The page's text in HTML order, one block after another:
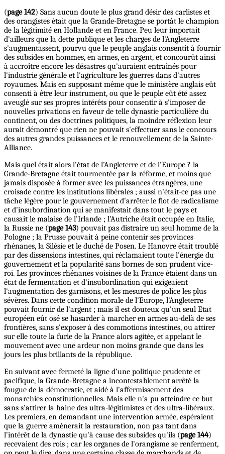
(page 142) Sans aucun doute le plus grand désir des carlistes et
des orangistes était que la Grande-Bretagne se portât le champion
de la légitimité en Hollande et en France. Peu leur importait
d'ailleurs que la dette publique et les charges de l'Angleterre
s'augmentassent, pourvu que le peuple anglais consentît à fournir
des subsides en hommes, en armes, en argent, et concourût ainsi
à accroître encore les désastres qu'auraient entraînés pour
l'industrie générale et l'agriculture les guerres dans d'autres
royaumes. Mais en supposant même que le ministère anglais eût
consenti à être leur instrument, ou que le peuple eût été assez
aveuglé sur ses propres intérêts pour consentir à s'imposer de
nouvelles privations en faveur de telle dynastie particulière du
continent, ou des doctrines politiques, la moindre réflexion leur
aurait démontré que rien ne pouvait s'effectuer sans le concours
des autres grandes puissances et le renouvellement de la Sainte-
Alliance.
Mais quel était alors l'état de l'Angleterre et de l'Europe ? la
Grande-Bretagne était tourmentée par la réforme, et moins que
jamais disposée à former avec les puissances étrangères, une
croisade contre les institutions libérales ; aussi n'était-ce pas une
tâche légère pour le gouvernement d'arrêter le flot de radicalisme
et d'insubordination qui se manifestait dans tout le pays et
causait le malaise de l'Irlande ; l'Autriche était occupée en Italie,
la Russie ne (page 143) pouvait pas distraire un seul homme de la
Pologne ; la Prusse pouvait à peine contenir ses provinces
rhénanes, la Silésie et le duché de Posen. Le Hanovre était troublé
par des dissensions intestines, qui réclamaient toute l'énergie du
gouvernement et la popularité sans bornes de son prudent vice-
roi. Les provinces rhénanes voisines de la France étaient dans un
état de fermentation et d'insubordination qui exigeaient
l'augmentation des garnisons, et les mesures de police les plus
sévères. Dans cette condition morale de l'Europe, l'Angleterre
pouvait fournir de l'argent ; mais il est douteux qu'un seul Etat
européen eût osé se hasarder à marcher en armes au-delà de ses
frontières, sans s'exposer à des commotions intestines, ou attirer
sur elle toute la furie de la France alors agitée, et appelant le
mouvement avec une ardeur non moins grande que dans les
jours les plus brillants de la république.
En suivant avec fermeté la ligne d'une politique prudente et
pacifique, la Grande-Bretagne a incontestablement arrêté la
fougue de la démocratie, et aidé à l'affermissement des
monarchies constitutionnelles. Mais elle n'a pu atteindre ce but
sans s'attirer la haine des ultra-légitimistes et des ultra-libéraux.
Les premiers, en demandant une intervention armée, espéraient
que la guerre amènerait la restauration, non pas tant dans
l'intérêt de la dynastie qu'à cause des subsides qu'ils (page 144)
recevaient des rois ; car les organes de l'orangisme se renferment,